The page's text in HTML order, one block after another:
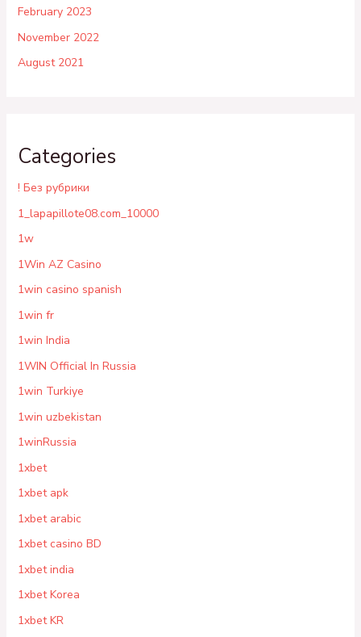
February 2023
November 2022
August 2021
Categories
! Без рубрики
1_lapapillote08.com_10000
1w
1Win AZ Casino
1win casino spanish
1win fr
1win India
1WIN Official In Russia
1win Turkiye
1win uzbekistan
1winRussia
1xbet
1xbet apk
1xbet arabic
1xbet casino BD
1xbet india
1xbet Korea
1xbet KR